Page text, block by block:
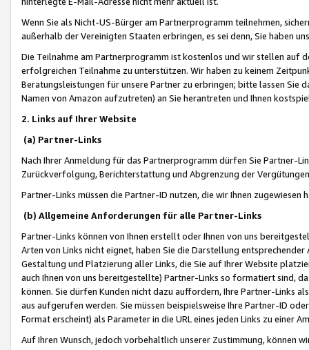
Wenn Sie als Nicht-US-Bürger am Partnerprogramm teilnehmen,
außerhalb der Vereinigten Staaten erbringen, es sei denn, Sie haben
Die Teilnahme am Partnerprogramm ist kostenlos und wir stellen auf
erfolgreichen Teilnahme zu unterstützen. Wir haben zu keinem
Beratungsleistungen für unsere Partner zu erbringen; bitte lassen Sie
Namen von Amazon aufzutreten) an Sie herantreten und Ihnen
2. Links auf Ihrer Website
(a) Partner-Links
Nach Ihrer Anmeldung für das Partnerprogramm dürfen Sie Partner-
Zurückverfolgung, Berichterstattung und Abgrenzung der
Partner-Links müssen die Partner-ID nutzen, die wir Ihnen zugewiesen
(b) Allgemeine Anforderungen für alle Partner-Links
Partner-Links können von Ihnen erstellt oder Ihnen von uns
Arten von Links nicht eignet, haben Sie die Darstellung
Gestaltung und Platzierung aller Links, die Sie auf Ihrer Website
auch Ihnen von uns bereitgestellte) Partner-Links so formatiert sind,
können. Sie dürfen Kunden nicht dazu auffordern, Ihre Partner-Links
aus aufgerufen werden. Sie müssen beispielsweise Ihre Partner-ID
Format erscheint) als Parameter in die URL eines jeden Links zu einer
Auf Ihren Wunsch, jedoch vorbehaltlich unserer Zustimmung, können